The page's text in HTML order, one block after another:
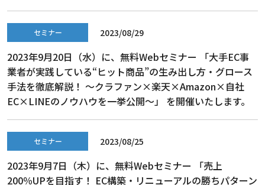
セミナー 2023/08/29
2023年9月20日（水）に、無料Webセミナー 「大手EC事
業者が実践している“ヒット商品”の生み出し方・グロース
手法を徹底解説！ ～クラファン×楽天×Amazon×自社
EC×LINEのノウハウを一挙公開～」 を開催いたします。
セミナー 2023/08/25
2023年9月7日（木）に、無料Webセミナー 「売上
200％UPを目指す！ EC構築・リニューアルの勝ちパターン